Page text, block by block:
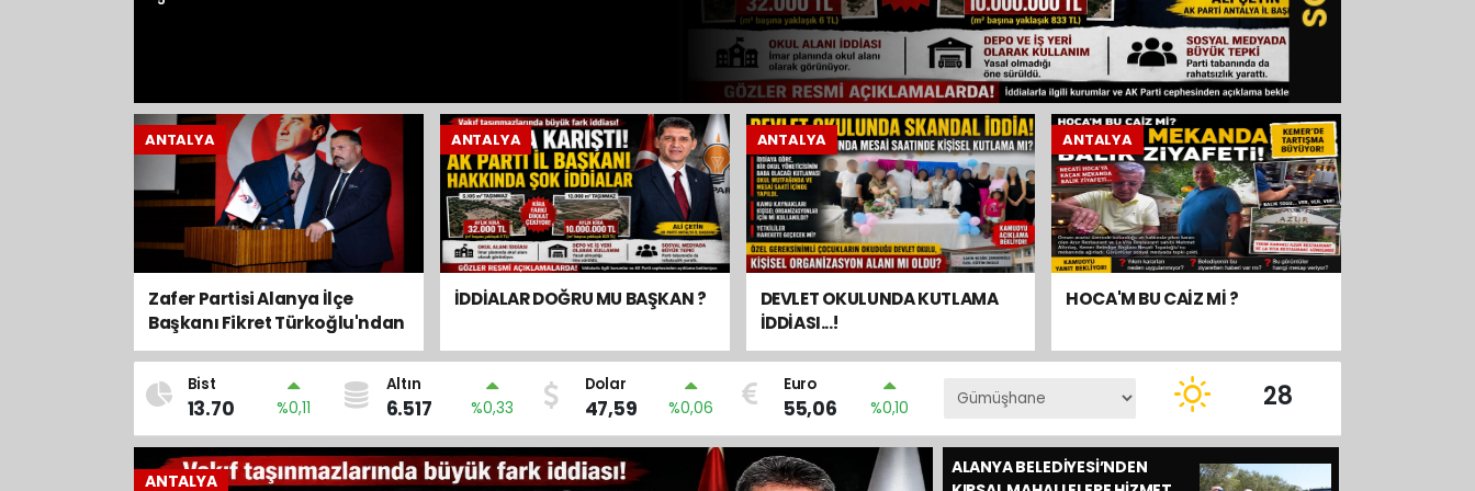
ANTALYA
DEVLET OKULUNDA
KUTLAMA İDDİASI...!
ANTALYA
Zafer Partisi Alanya İlçe
Başkanı Fikret Türkoğlu'ndan
Bahçeli'nin Açıklamalarına
Sert Tepki: "Türk
Milliyetçilerini Zafer Partisi'ne
Davet Ediyoruz"
ANTALYA
İDDİALAR DOĞRU MU BAŞKAN ?
ANTALYA
DEVLET OKULUNDA KUTLAMA
İDDİASI...!
ANTALYA
HOCA'M BU CAİZ Mİ ?
Bist
13.70 %0,11
Altın
6.517 %0,33
Dolar
47,59 %0,06
Euro
55,06 %0,10 28
ANTALYA ANTALYA
ALANYA BELEDİYESİ’NDEN